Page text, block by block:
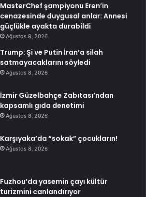
MasterChef şampiyonu Eren’in
cenazesinde duygusal anlar: Annesi
güçlükle ayakta durabildi
Ağustos 8, 2026
Trump: Şi ve Putin İran’a silah
satmayacaklarını söyledi
Ağustos 8, 2026
İzmir Güzelbahçe Zabıtası’ndan
kapsamlı gıda denetimi
Ağustos 8, 2026
Karşıyaka’da “sokak” çocukların!
Ağustos 8, 2026
Fuzhou’da yasemin çayı kültür
turizmini canlandırıyor